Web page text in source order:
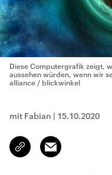
Diese Computergrafik zeigt,
aussehen würden, wenn wir
alliance / blickwinkel
mit Fabian | 15.10.2020
Link
kopieren/teilen
Email